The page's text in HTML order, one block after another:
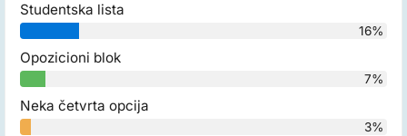
Studentska lista
16%
Opozicioni blok
7%
Neka četvrta opcija
3%